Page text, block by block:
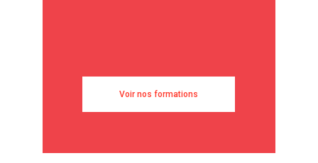
Voir nos formations